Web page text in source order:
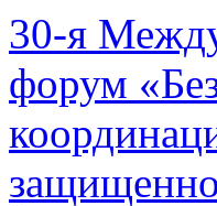
30-я
форум